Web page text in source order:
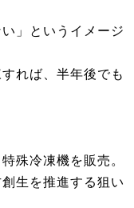
」というイメージ
れば、半年後でも
殊冷凍機を販売。
生を推進する狙い